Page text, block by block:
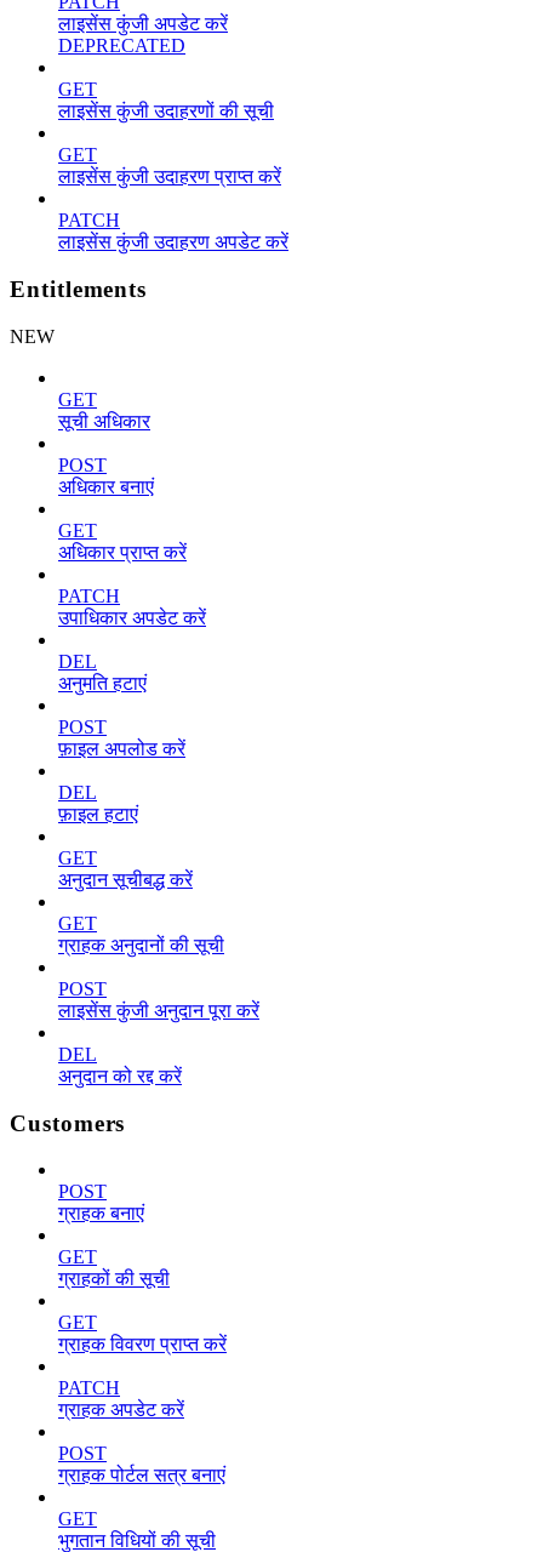
लाइसेंस कुंजी अपडेट करें
DEPRECATED
GET
लाइसेंस कुंजी उदाहरणों की सूची
GET
लाइसेंस कुंजी उदाहरण प्राप्त करें
PATCH
लाइसेंस कुंजी उदाहरण अपडेट करें
Entitlements
NEW
GET
सूची अधिकार
POST
अधिकार बनाएं
GET
अधिकार प्राप्त करें
PATCH
उपाधिकार अपडेट करें
DEL
अनुमति हटाएं
POST
फ़ाइल अपलोड करें
DEL
फ़ाइल हटाएं
GET
अनुदान सूचीबद्ध करें
GET
ग्राहक अनुदानों की सूची
POST
लाइसेंस कुंजी अनुदान पूरा करें
DEL
अनुदान को रद्द करें
Customers
POST
ग्राहक बनाएं
GET
ग्राहकों की सूची
GET
ग्राहक विवरण प्राप्त करें
PATCH
ग्राहक अपडेट करें
POST
ग्राहक पोर्टल सत्र बनाएं
GET
भुगतान विधियों की सूची